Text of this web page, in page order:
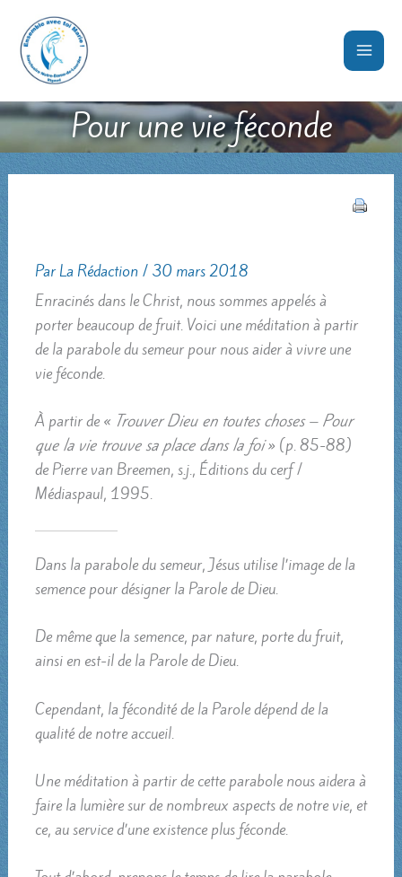
contenu
Pour une vie féconde
ParLa Rédaction / 30 mars 2018
Enracinés dans le Christ, nous sommes appelés à
porter beaucoup de fruit. Voici une méditation à partir
de la parabole du semeur pour nous aider à vivre une
vie féconde.
À partir de « Trouver Dieu en toutes choses – Pour
que la vie trouve sa place dans la foi» (p. 85-88)
de Pierre van Breemen, s.j., Éditions du cerf /
Médiaspaul, 1995.
Dans la parabole du semeur, Jésus utilise l’image de la
semence pour désigner la Parole de Dieu.
De même que la semence, par nature, porte du fruit,
ainsi en est-il de la Parole de Dieu.
Cependant, la fécondité de la Parole dépend de la
qualité de notre accueil.
Une méditation à partir de cette parabole nous aidera à
faire la lumière sur de nombreux aspects de notre vie, et
ce, au service d’une existence plus féconde.